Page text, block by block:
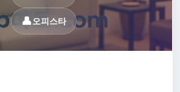
오피스타